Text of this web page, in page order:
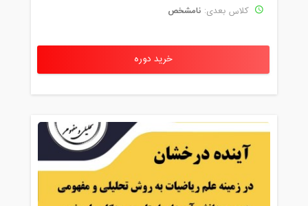
کلاس بعدی: نامشخص
خرید دوره